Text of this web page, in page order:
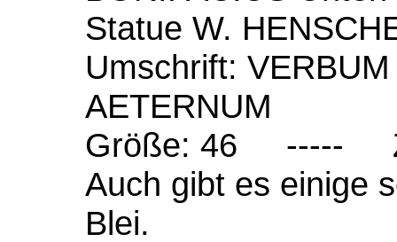
Statue W.
Umschrift:
AETERNUM
Größe: 46 -----
Auch gibt es einige
Blei.